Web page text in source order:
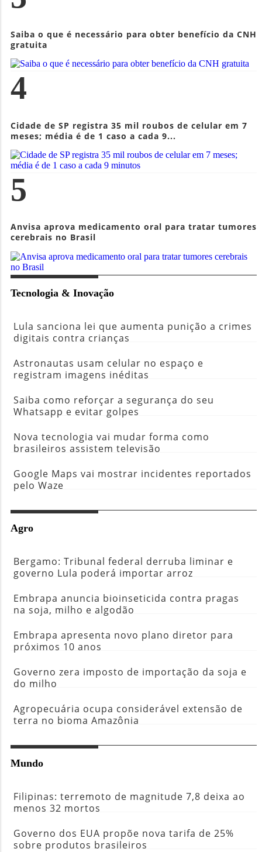
Saiba o que é necessário para obter benefício da CNH
gratuita
4
Cidade de SP registra 35 mil roubos de celular em 7
meses; média é de 1 caso a cada 9...
5
Anvisa aprova medicamento oral para tratar tumores
cerebrais no Brasil
Tecnologia & Inovação
Lula sanciona lei que aumenta punição a crimes
digitais contra crianças
Astronautas usam celular no espaço e
registram imagens inéditas
Saiba como reforçar a segurança do seu
Whatsapp e evitar golpes
Nova tecnologia vai mudar forma como
brasileiros assistem televisão
Google Maps vai mostrar incidentes reportados
pelo Waze
Agro
Bergamo: Tribunal federal derruba liminar e
governo Lula poderá importar arroz
Embrapa anuncia bioinseticida contra pragas
na soja, milho e algodão
Embrapa apresenta novo plano diretor para
próximos 10 anos
Governo zera imposto de importação da soja e
do milho
Agropecuária ocupa considerável extensão de
terra no bioma Amazônia
Mundo
Filipinas: terremoto de magnitude 7,8 deixa ao
menos 32 mortos
Governo dos EUA propõe nova tarifa de 25%
sobre produtos brasileiros